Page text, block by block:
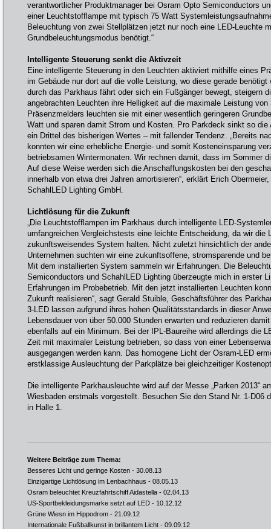
verantwortlicher Produktmanager bei Osram Opto Semiconductors
einer Leuchtstofflampe mit typisch 75 Watt
Beleuchtung von zwei Stellplätzen jetzt nur noch eine LED-Leuchte
Grundbeleuchtungsmodus benötigt.“
Intelligente Steuerung senkt die Aktivzeit
Eine intelligente Steuerung in den Leuchten aktiviert mithilfe eines
im Gebäude nur dort auf die volle Leistung, wo diese gerade benötigt
durch das Parkhaus fährt oder sich ein Fußgänger bewegt, steigern
angebrachten Leuchten ihre Helligkeit auf die maximale Leistung
Präsenzmelders leuchten sie mit einer wesentlich geringeren
Watt und sparen damit Strom und Kosten. Pro Parkdeck sinkt so
ein Drittel des bisherigen Wertes – mit fallender Tendenz. „Bereits
konnten wir eine erhebliche Energie- und somit Kosteneinsparung
betriebsamen Wintermonaten. Wir rechnen damit, dass im Sommer
Auf diese Weise werden sich die Anschaffungskosten bei den
innerhalb von etwa drei Jahren amortisieren“, erklärt Erich
SchahlLED Lighting GmbH.
Lichtlösung für die Zukunft
„Die Leuchtstofflampen im Parkhaus durch intelligente LED-
umfangreichen Vergleichstests eine leichte Entscheidung, da wir die
zukunftsweisendes System halten. Nicht zuletzt hinsichtlich der
Unternehmen suchten wir eine zukunftsoffene, stromsparende und
Mit dem installierten System sammeln wir Erfahrungen. Die
Semiconductors und SchahlLED Lighting überzeugte mich in erster
Erfahrungen im Probebetrieb. Mit den jetzt installierten Leuchten
Zukunft realisieren“, sagt Gerald Stuible, Geschäftsführer des
3-LED lassen aufgrund ihres hohen Qualitätsstandards in dieser
Lebensdauer von über 50.000 Stunden erwarten und reduzieren
ebenfalls auf ein Minimum. Bei der IPL-Baureihe wird allerdings die
Zeit mit maximaler Leistung betrieben, so dass von einer
ausgegangen werden kann. Das homogene Licht der Osram-LED
erstklassige Ausleuchtung der Parkplätze bei gleichzeitiger
Die intelligente Parkhausleuchte wird auf der Messe „Parken 2013“
Wiesbaden erstmals vorgestellt. Besuchen Sie den Stand Nr. 1-D06
in Halle 1.
Weitere Beiträge zum Thema:
Besseres Licht und geringe Kosten - 30.08.13
Einzigartige Lichtlösung im Lenbachhaus - 08.05.13
Osram beleuchtet Kreuzfahrtschiff Aidastella - 02.04.13
US-Sportbekleidungsmarke setzt auf LED - 10.12.12
Grüne Wiesn im Hippodrom - 21.09.12
Internationale Fußballkunst in brillantem Licht - 09.09.12